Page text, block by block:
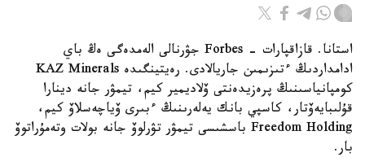
استانا. قازاقپارات - Forbes جۋرنالى الەمدەگى ەڭ باي
ادامداردىڭ ءتىزىمىن جاريالادى. رەيتينگىدە KAZ Minerals
كومپانياسىنىڭ پرەزيدەنتى ۆلاديمير كيم، تيمۋر جانە دينارا
قۇلىبايەۆتار، كاسپي بانك يەلەرىنىڭ ءبىرى ۆياچەسلاۆ كيم،
Freedom Holding باسشىسى تيمۋر تۋرلوۆ جانە بولات وتەمۇراتوۆ
بار.